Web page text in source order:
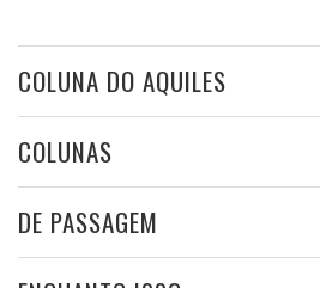
COLUNA DO AQUILES
COLUNAS
DE PASSAGEM